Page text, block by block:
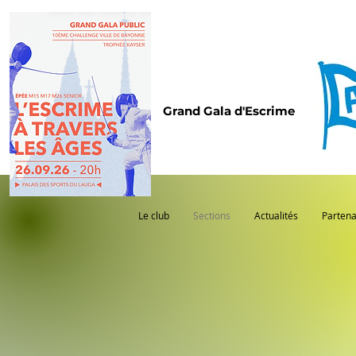
Grand Gala d'Escrime
Le club Sections Actualités